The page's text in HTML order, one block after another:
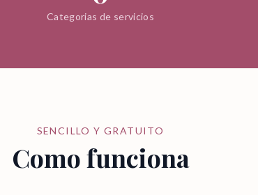
Categorias de servicios
SENCILLO Y GRATUITO
Como funciona